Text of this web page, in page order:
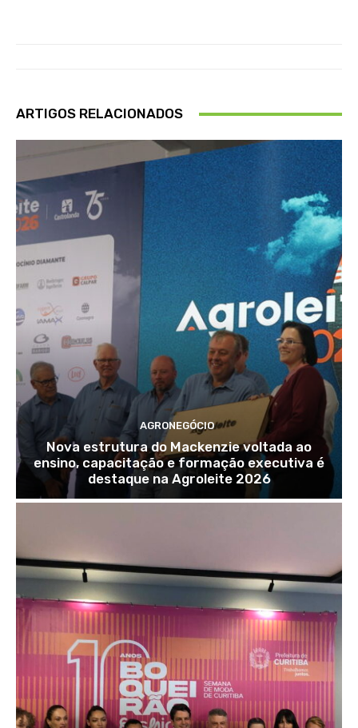
ARTIGOS RELACIONADOS
AGRONEGÓCIO
Nova estrutura do Mackenzie voltada ao
ensino, capacitação e formação executiva é
destaque na Agroleite 2026